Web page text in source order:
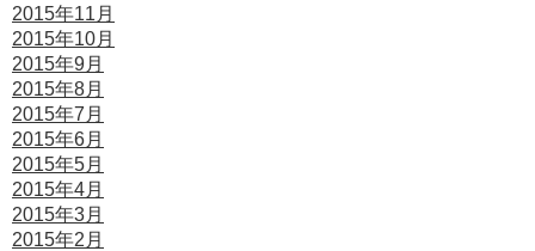
2015年11月
2015年10月
2015年9月
2015年8月
2015年7月
2015年6月
2015年5月
2015年4月
2015年3月
2015年2月